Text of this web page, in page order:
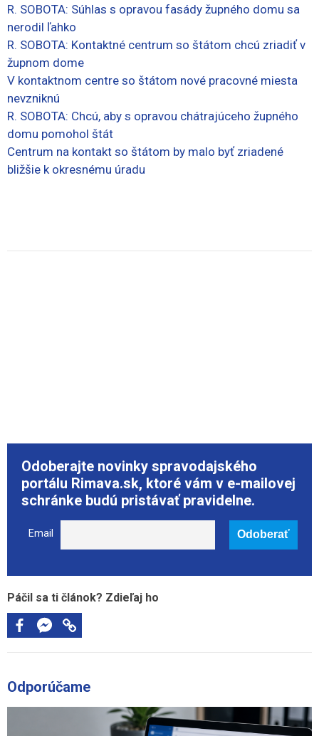
R. SOBOTA: Súhlas s opravou fasády župného domu sa
nerodil ľahko
R. SOBOTA: Kontaktné centrum so štátom chcú zriadiť v
župnom dome
V kontaktnom centre so štátom nové pracovné miesta
nevzniknú
R. SOBOTA: Chcú, aby s opravou chátrajúceho župného
domu pomohol štát
Centrum na kontakt so štátom by malo byť zriadené
bližšie k okresnému úradu
Odoberajte novinky spravodajského
portálu Rimava.sk, ktoré vám v e-mailovej
schránke budú pristávať pravidelne.
Email
Páčil sa ti článok? Zdieľaj ho
Odporúčame